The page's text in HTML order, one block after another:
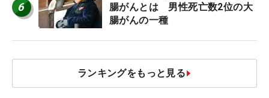
6
腸がんとは 男性死亡数2位の大
腸がんの一種
ランキングをもっと見る